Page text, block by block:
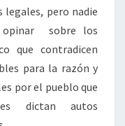
legales, pero nadie
opinar sobre los
que contradicen
para la razón y
por el pueblo que
dictan autos